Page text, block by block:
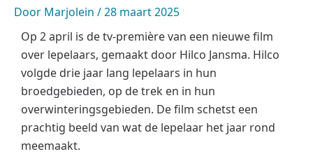
Door Marjolein /28 maart 2025
Op 2 april is de tv-première van een nieuwe film
over lepelaars, gemaakt door Hilco Jansma. Hilco
volgde drie jaar lang lepelaars in hun
broedgebieden, op de trek en in hun
overwinteringsgebieden. De film schetst een
prachtig beeld van wat de lepelaar het jaar rond
meemaakt.